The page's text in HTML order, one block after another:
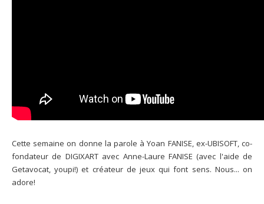
Cette semaine on donne la parole à Yoan FANISE, ex-UBISOFT, co-
fondateur de DIGIXART avec Anne-Laure FANISE (avec l'aide de
Getavocat, youpi!) et créateur de jeux qui font sens. Nous... on
adore!